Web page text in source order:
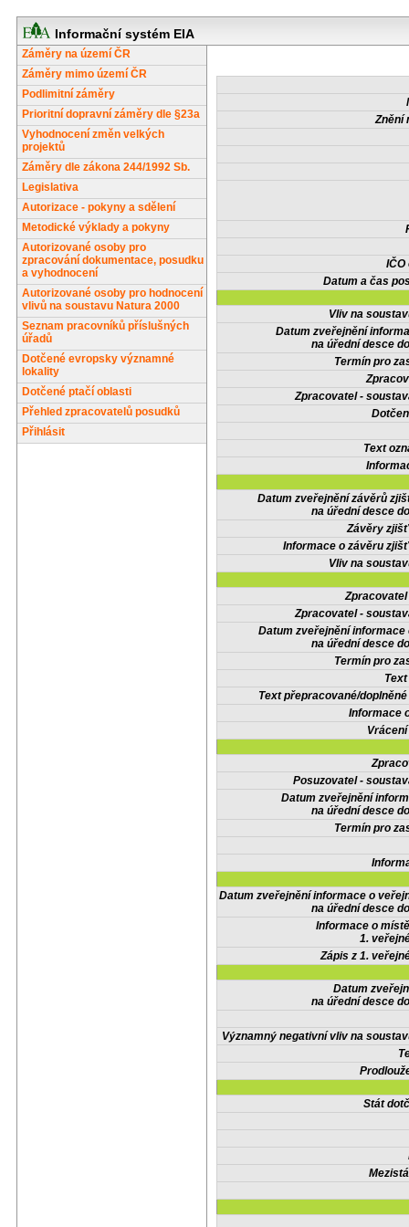
Informační systém EIA
Záměry na území ČR
Záměry mimo území ČR
Podlimitní záměry
Prioritní dopravní záměry dle §23a
Vyhodnocení změn velkých
projektů
Záměry dle zákona 244/1992 Sb.
Legislativa
Autorizace - pokyny a sdělení
Metodické výklady a pokyny
Autorizované osoby pro
zpracování dokumentace, posudku
a vyhodnocení
Autorizované osoby pro hodnocení
vlivů na soustavu Natura 2000
Seznam pracovníků příslušných
úřadů
Dotčené evropsky významné
lokality
Dotčené ptačí oblasti
Přehled zpracovatelů posudků
Přihlásit
Znění
IČO
Datum a čas
Vliv na
Datum zveřejnění
na úřední desce
Termín pro
Zpracovatel -
Text
Datum zveřejnění závěrů
na úřední desce
Závěry
Informace o závěru
Vliv na
Zpracovatel -
Datum zveřejnění informace
na úřední desce
Termín pro
Text přepracované/
Informace
Posuzovatel -
Datum zveřejnění
na úřední desce
Termín pro
Datum zveřejnění informace o
na úřední desce
Informace o
1.
Zápis z 1.
Datum
na úřední desce
Významný negativní vliv na
Stát